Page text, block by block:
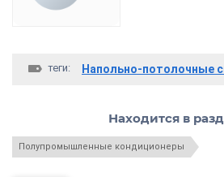
теги: Напольно-потолочные
Находится в
Полупромышленные кондиционеры